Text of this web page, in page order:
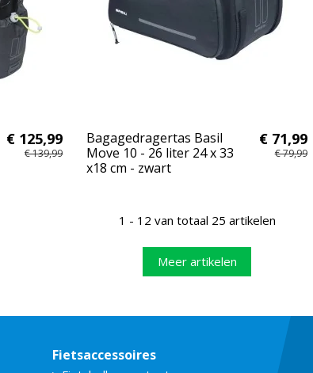
€ 125,99
€ 139,99
Bagagedragertas Basil
Move 10 - 26 liter 24 x 33
x18 cm - zwart
€ 71,99
€ 79,99
1 - 12 van totaal 25 artikelen
Meer artikelen
Fietsaccessoires